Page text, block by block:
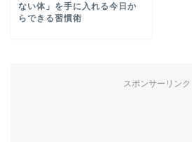
ない体」を手に入れる今日か
らできる習慣術
スポンサーリンク